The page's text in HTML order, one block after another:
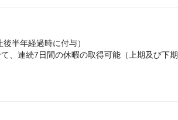
半年経過時に付与）
、連続7日間の休暇の取得可能（上期及び下期